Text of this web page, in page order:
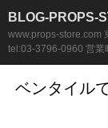
BLOG-PROPS-
www.props-store.com
tel:03-3796-0960 営業
ベンタイル